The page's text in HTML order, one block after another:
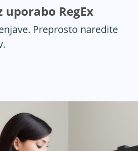
RegEx
Preprosto naredite